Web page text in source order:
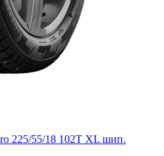
225/55/18 102Т XL шип.